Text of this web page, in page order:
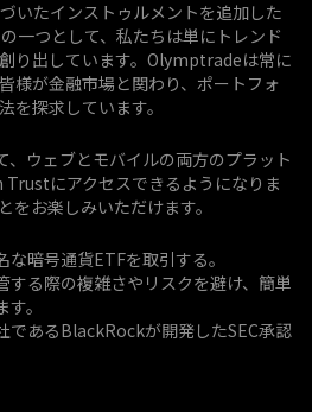
いたインストゥルメントを追加した
一つとして、私たちは単にトレンド
り出しています。Olymptradeは常に
様が金融市場と関わり、ポートフォ
を探求しています。
ウェブとモバイルの両方のプラット
にアクセスできるようになりま
をお楽しみいただけます。
暗号通貨ETFを取引する。
する際の複雑さやリスクを避け、簡単
。
であるBlackRockが開発したSEC承認